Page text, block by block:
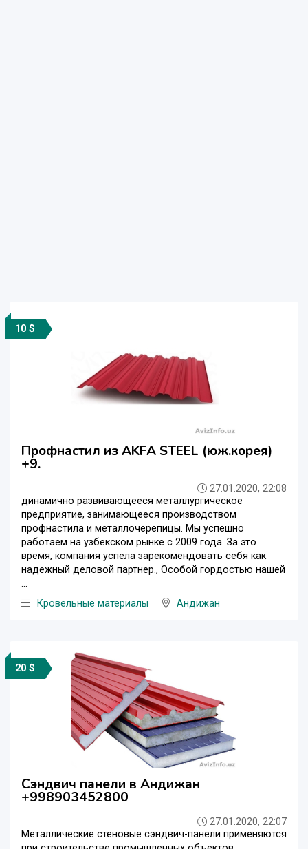
10 $
Профнастил из AKFA STEEL (юж.корея)
+9.
27.01.2020, 22:08
динамично развивающееся металлургическое
предприятие, занимающееся производством
профнастила и металлочерепицы. Мы успешно
работаем на узбекском рынке с 2009 года. За это
время, компания успела зарекомендовать себя как
надежный деловой партнер., Особой гордостью нашей
...
Кровельные материалы
Андижан
20 $
Сэндвич панели в Андижан
+998903452800
27.01.2020, 22:07
Металлические стеновые сэндвич-панели применяются